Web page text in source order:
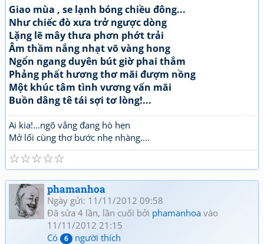
Giao mùa , se lạnh bóng chiều đông...
Như chiếc đò xưa trở ngược dòng
Lặng lẽ mây thưa phơn phớt trải
Âm thầm nắng nhạt võ vàng hong
Ngổn ngang duyên bút giờ phai thắm
Phảng phất hương thơ mãi đượm nồng
Một khúc tâm tình vương vấn mãi
Buồn dâng tê tái sợi tơ lòng!...
Ai kia!...ngõ vắng đang hò hẹn
Mở lối cùng thơ bước nhẹ nhàng....
☆
☆
☆
☆
☆
phamanhoa
Ngày gửi: 11/11/2012 09:58
Đã sửa 4 lần, lần cuối bởi phamanhoa vào
11/11/2012 21:15
Có
6 người thích